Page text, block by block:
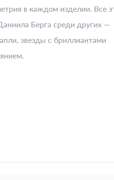
в каждом изделии. Все
Берга среди других —
звезды с бриллиантами